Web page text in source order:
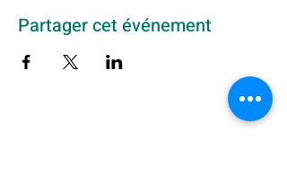
Partager cet événement